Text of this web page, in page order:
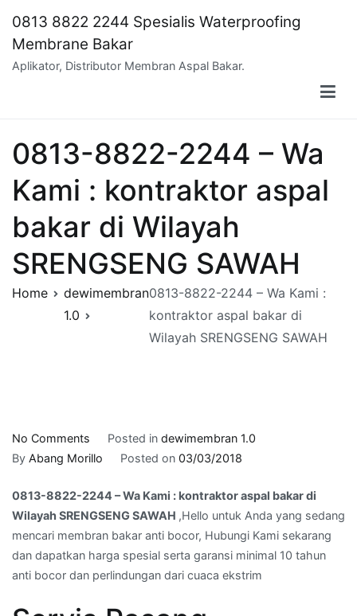
content
0813 8822 2244 Spesialis Waterproofing
Membrane Bakar
Aplikator, Distributor Membran Aspal Bakar.
0813-8822-2244 – Wa
Kami : kontraktor aspal
bakar di Wilayah
SRENGSENG SAWAH
Home
dewimembran
1.0
0813-8822-2244 – Wa Kami :
kontraktor aspal bakar di
Wilayah SRENGSENG SAWAH
No Comments
0813-
2244
–
Wa
Kami
Posted in dewimembran 1.0
By Abang Morillo Posted on 03/03/2018
0813-8822-2244 – Wa Kami : kontraktor aspal bakar di
Wilayah SRENGSENG SAWAH ,Hello untuk Anda yang sedang
mencari membran bakar anti bocor, Hubungi Kami sekarang
dan dapatkan harga spesial serta garansi minimal 10 tahun
anti bocor dan perlindungan dari cuaca ekstrim